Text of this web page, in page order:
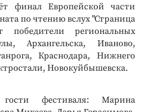
финал Европейской части
по чтению вслух "Страница
победители региональных
Архангельска, Иваново,
Краснодара, Нижнего
Новокуйбышевска.
фестиваля: Марина